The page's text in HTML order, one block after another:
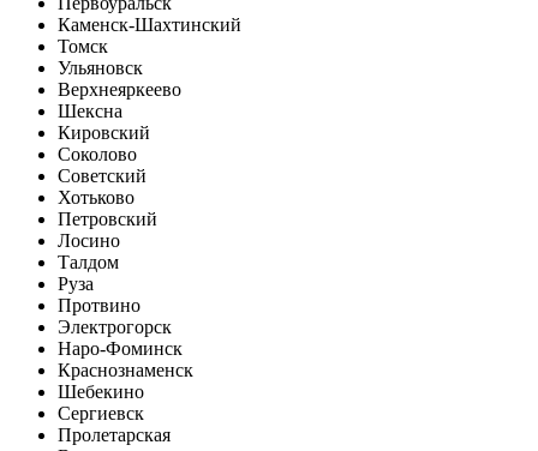
Каменск-Шахтинский
Томск
Ульяновск
Верхнеяркеево
Шексна
Кировский
Соколово
Советский
Хотьково
Петровский
Лосино
Талдом
Руза
Протвино
Электрогорск
Наро-Фоминск
Краснознаменск
Шебекино
Сергиевск
Пролетарская